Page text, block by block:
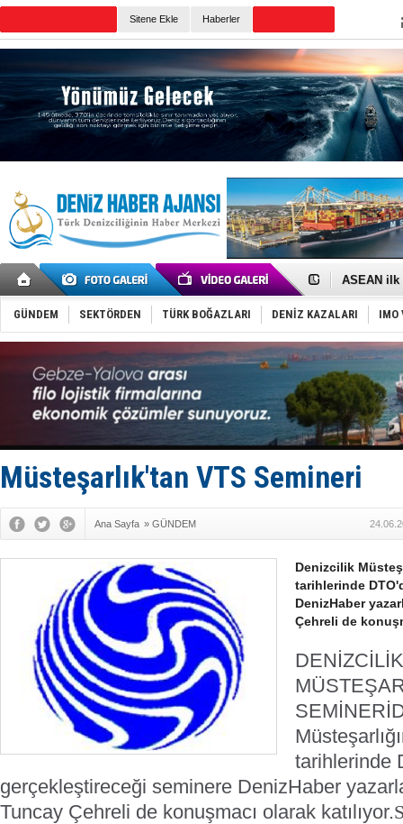
Sitene Ekle Haberler
D-Marin,
ASEAN ilk
TAYK -
İstanbul
Tersane
İngiliz
FESCO,
DESE,
35 milyon
İnsansız
Anadolu
GÜNDEM SEKTÖRDEN TÜRK BOĞAZLARI DENİZ KAZALARI IMO
Müsteşarlık'tan VTS Semineri
Ana Sayfa » GÜNDEM
Denizcilik
tarihlerinde
DenizHaber
Çehreli de
DENİZCİLİK
SEMİNERİ
tarihlerinde
gerçekleştireceği seminere DenizHaber
Tuncay Çehreli de konuşmacı olarak katılıyor.